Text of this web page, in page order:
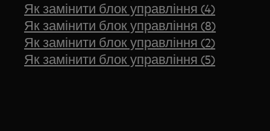
Як замінити блок управління (4)
Як замінити блок управління (8)
Як замінити блок управління (2)
Як замінити блок управління (5)